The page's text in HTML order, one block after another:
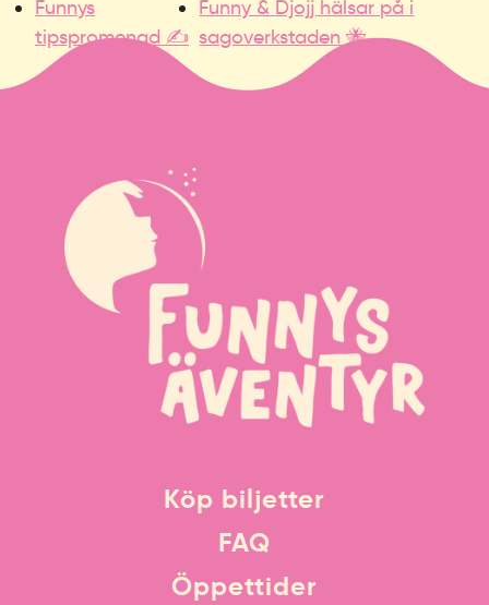
Funnys
tipspromenad ✍️
Funny & Djojj hälsar på i
sagoverkstaden 🐝
Köp biljetter
FAQ
Öppettider